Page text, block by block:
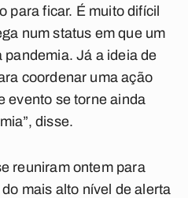
para ficar. É muito difícil
num status em que um
pandemia. Já a ideia de
coordenar uma ação
evento se torne ainda
disse.
reuniram ontem para
mais alto nível de alerta